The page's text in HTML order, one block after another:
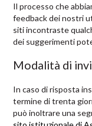
Il processo che
feedback dei nostri
siti incontraste
dei suggerimenti
Modalità di
In caso di risposta
termine di trenta
può inoltrare una